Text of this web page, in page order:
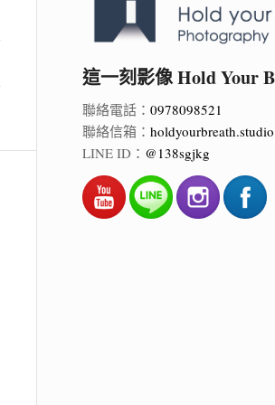
這一刻影像 Hold Your
聯絡電話： 0978098521
聯絡信箱：
LINE ID： @138sgjkg